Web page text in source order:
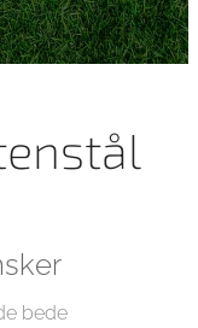
bede